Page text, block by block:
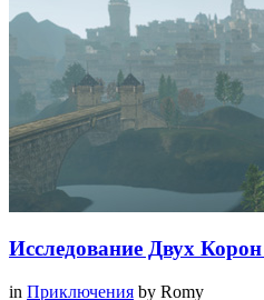
Исследование Двух
in Приключения by Romy